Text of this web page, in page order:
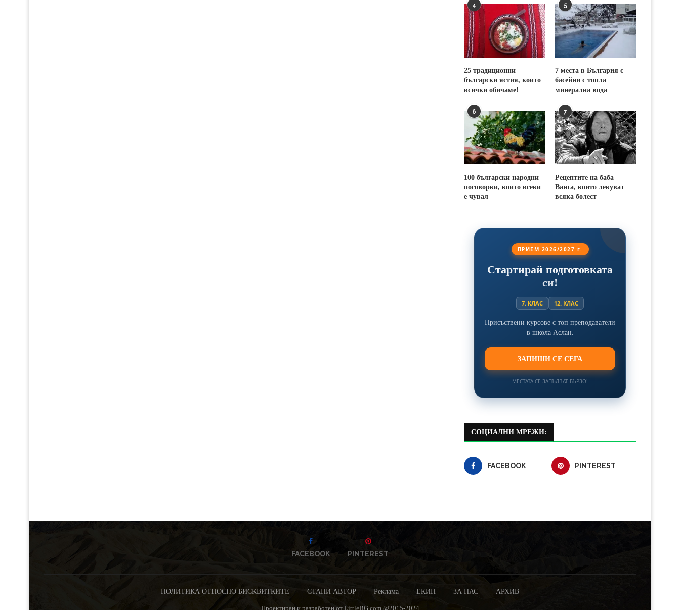
4
25 традиционни
български ястия, които
всички обичаме!
5
7 места в България с
басейни с топла
минерална вода
6
100 български народни
поговорки, които всеки
е чувал
7
Рецептите на баба
Ванга, които лекуват
всяка болест
ПРИЕМ 2026/2027 г.
Стартирай подготовката
си!
7. КЛАС 12. КЛАС
Присъствени курсове с топ преподаватели
в школа Аслан.
ЗАПИШИ СЕ СЕГА
МЕСТАТА СЕ ЗАПЪЛВАТ БЪРЗО!
СОЦИАЛНИ МРЕЖИ:
FACEBOOK PINTEREST
FACEBOOK PINTEREST
ПОЛИТИКА ОТНОСНО БИСКВИТКИТЕ СТАНИ АВТОР Реклама ЕКИП ЗА НАС АРХИВ
Проектиран и разработен от LittleBG.com @2015-2024